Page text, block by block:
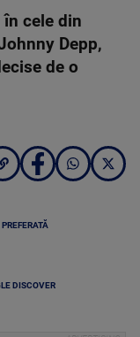
în cele din
Depp,
de o
DISCOVER